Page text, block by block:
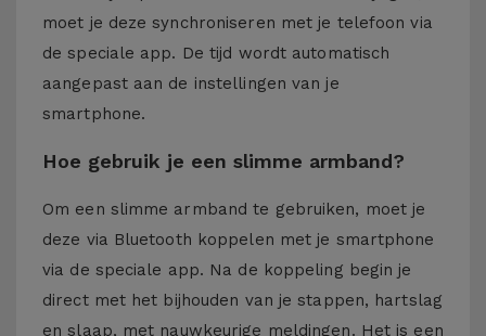
moet je deze synchroniseren met je telefoon via
de speciale app. De tijd wordt automatisch
aangepast aan de instellingen van je
smartphone.
Hoe gebruik je een slimme armband?
Om een slimme armband te gebruiken, moet je
deze via Bluetooth koppelen met je smartphone
via de speciale app. Na de koppeling begin je
direct met het bijhouden van je stappen, hartslag
en slaap, met nauwkeurige meldingen. Het is een